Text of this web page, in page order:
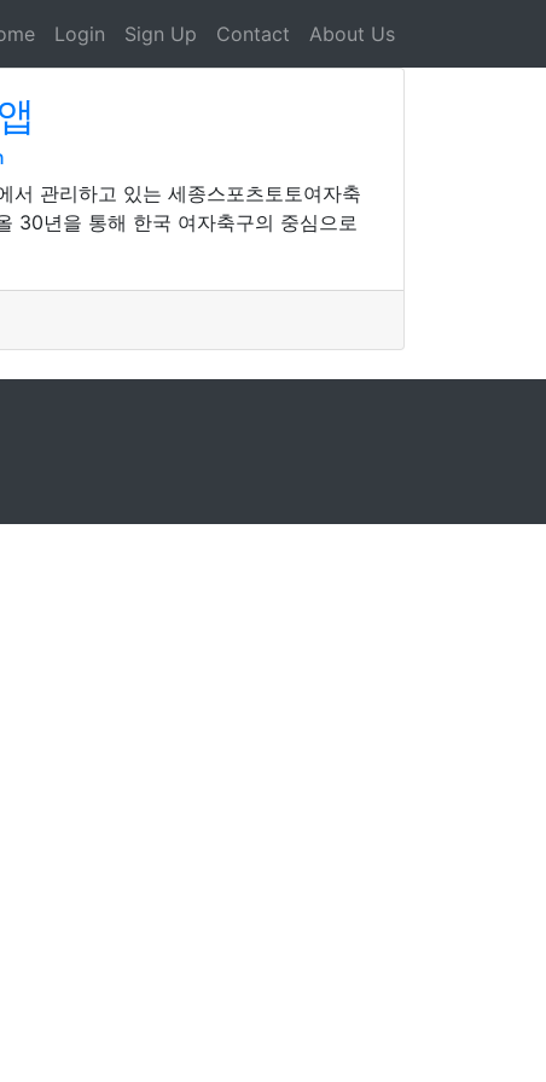
Login Sign Up Contact About Us
서 관리하고 있는 세종스포츠토토여자축
30년을 통해 한국 여자축구의 중심으로